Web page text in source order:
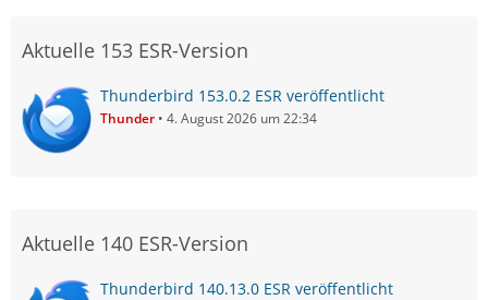
Aktuelle 153 ESR-Version
Thunderbird 153.0.2 ESR veröffentlicht
Thunder 4. August 2026 um 22:34
Aktuelle 140 ESR-Version
Thunderbird 140.13.0 ESR veröffentlicht